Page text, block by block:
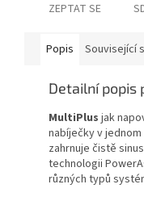
ZEPTAT SE
Popis Související
Detailní popis
MultiPlus jak
nabíječky v
zahrnuje čistě
technologii
různých typů